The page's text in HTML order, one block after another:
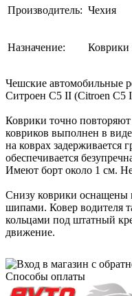
Производитель: Чехия
Назначение: Коврики
Чешские автомобильные
Ситроен C5 II (Citroen C5
Коврики точно
ковриков выполнен в
на коврах задерживается
обеспечивается
Имеют борт около 1 см.
Снизу коврики оснащены
шипами. Ковер водителя
кольцами под штатный
движение.
Способы оплаты